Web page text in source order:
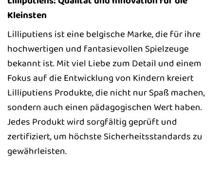
Kleinsten
Lilliputiens ist eine belgische Marke, die für ihre
hochwertigen und fantasievollen Spielzeuge
bekannt ist. Mit viel Liebe zum Detail und einem
Fokus auf die Entwicklung von Kindern kreiert
Lilliputiens Produkte, die nicht nur Spaß machen,
sondern auch einen pädagogischen Wert haben.
Jedes Produkt wird sorgfältig geprüft und
zertifiziert, um höchste Sicherheitsstandards zu
gewährleisten.